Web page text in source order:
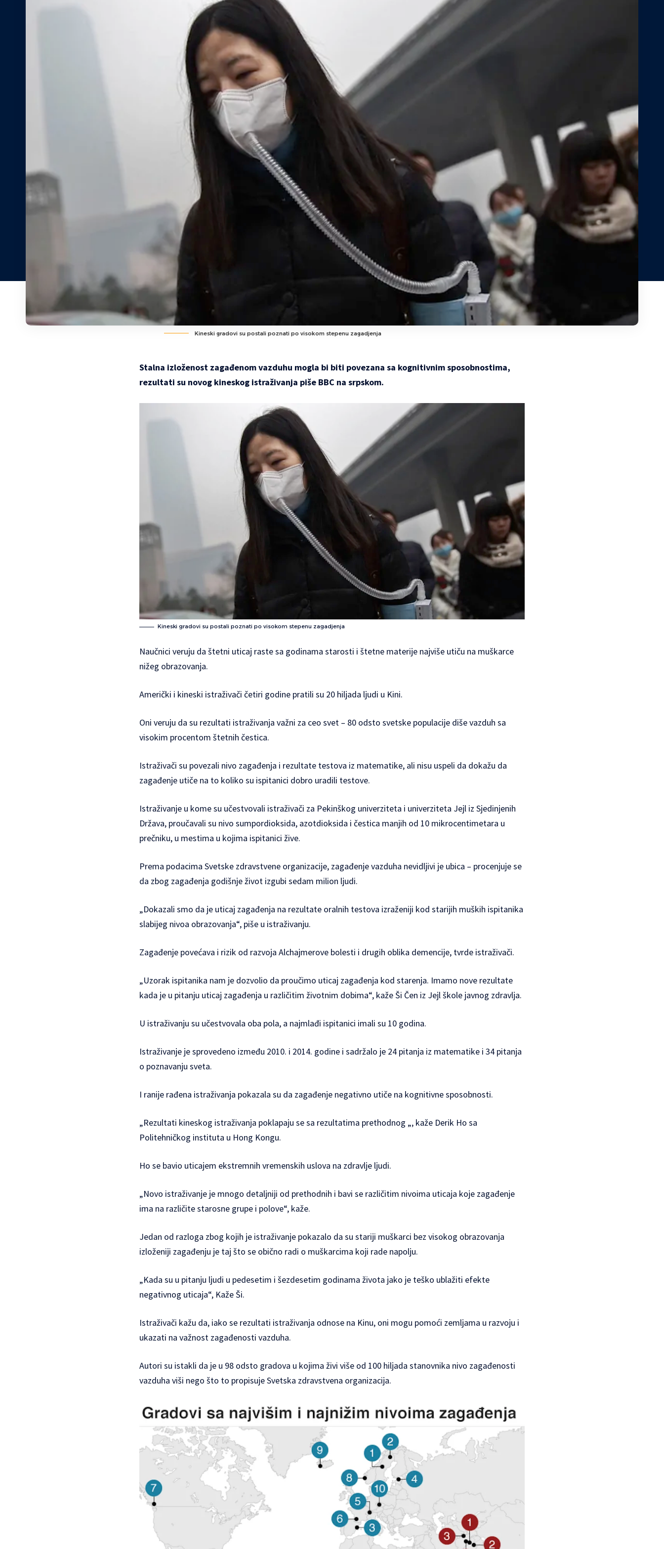
Kineski gradovi su postali poznati po visokom stepenu zagadjenja
Stalna izloženost zagađenom vazduhu mogla bi biti povezana sa kognitivnim sposobnostima,
rezultati su novog kineskog istraživanja piše BBC na srpskom.
Kineski gradovi su postali poznati po visokom stepenu zagadjenja
Naučnici veruju da štetni uticaj raste sa godinama starosti i štetne materije najviše utiču na muškarce
nižeg obrazovanja.
Američki i kineski istraživači četiri godine pratili su 20 hiljada ljudi u Kini.
Oni veruju da su rezultati istraživanja važni za ceo svet – 80 odsto svetske populacije diše vazduh sa
visokim procentom štetnih čestica.
Istraživači su povezali nivo zagađenja i rezultate testova iz matematike, ali nisu uspeli da dokažu da
zagađenje utiče na to koliko su ispitanici dobro uradili testove.
Istraživanje u kome su učestvovali istraživači za Pekinškog univerziteta i univerziteta Jejl iz Sjedinjenih
Država, proučavali su nivo sumpordioksida, azotdioksida i čestica manjih od 10 mikrocentimetara u
prečniku, u mestima u kojima ispitanici žive.
Prema podacima Svetske zdravstvene organizacije, zagađenje vazduha nevidljivi je ubica – procenjuje se
da zbog zagađenja godišnje život izgubi sedam milion ljudi.
„Dokazali smo da je uticaj zagađenja na rezultate oralnih testova izraženiji kod starijih muških ispitanika
slabijeg nivoa obrazovanja“, piše u istraživanju.
Zagađenje povećava i rizik od razvoja Alchajmerove bolesti i drugih oblika demencije, tvrde istraživači.
„Uzorak ispitanika nam je dozvolio da proučimo uticaj zagađenja kod starenja. Imamo nove rezultate
kada je u pitanju uticaj zagađenja u različitim životnim dobima“, kaže Ši Čen iz Jejl škole javnog zdravlja.
U istraživanju su učestvovala oba pola, a najmlađi ispitanici imali su 10 godina.
Istraživanje je sprovedeno između 2010. i 2014. godine i sadržalo je 24 pitanja iz matematike i 34 pitanja
o poznavanju sveta.
I ranije rađena istraživanja pokazala su da zagađenje negativno utiče na kognitivne sposobnosti.
„Rezultati kineskog istraživanja poklapaju se sa rezultatima prethodnog „, kaže Derik Ho sa
Politehničkog instituta u Hong Kongu.
Ho se bavio uticajem ekstremnih vremenskih uslova na zdravlje ljudi.
„Novo istraživanje je mnogo detaljniji od prethodnih i bavi se različitim nivoima uticaja koje zagađenje
ima na različite starosne grupe i polove“, kaže.
Jedan od razloga zbog kojih je istraživanje pokazalo da su stariji muškarci bez visokog obrazovanja
izloženiji zagađenju je taj što se obično radi o muškarcima koji rade napolju.
„Kada su u pitanju ljudi u pedesetim i šezdesetim godinama života jako je teško ublažiti efekte
negativnog uticaja“, Kaže Ši.
Istraživači kažu da, iako se rezultati istraživanja odnose na Kinu, oni mogu pomoći zemljama u razvoju i
ukazati na važnost zagađenosti vazduha.
Autori su istakli da je u 98 odsto gradova u kojima živi više od 100 hiljada stanovnika nivo zagađenosti
vazduha viši nego što to propisuje Svetska zdravstvena organizacija.